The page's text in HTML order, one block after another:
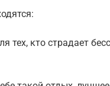
тех, кто страдает